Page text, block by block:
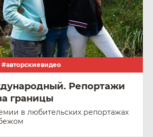
#авторскиевидео
Репортажи
границы
в любительских репортажах